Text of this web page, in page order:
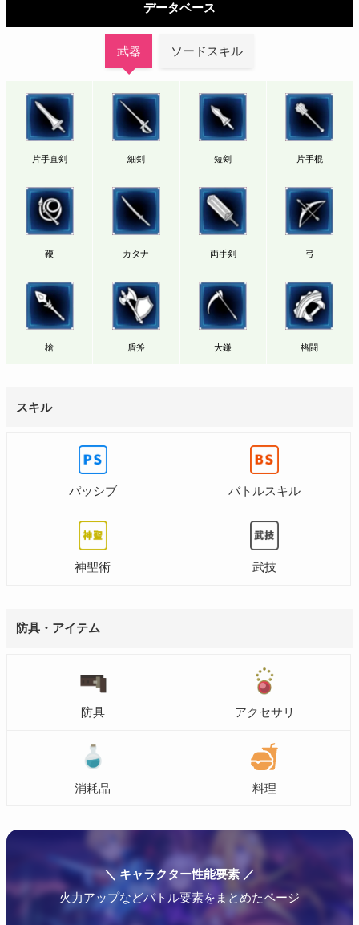
データベース
武器 ソードスキル
片手直剣 細剣 短剣 片手棍
鞭 カタナ 両手剣 弓
槍 盾斧 大鎌 格闘
スキル
パッシブ バトルスキル
神聖術 武技
防具・アイテム
防具 アクセサリ
消耗品 料理
＼ キャラクター性能要素 ／
火力アップなどバトル要素をまとめたページ